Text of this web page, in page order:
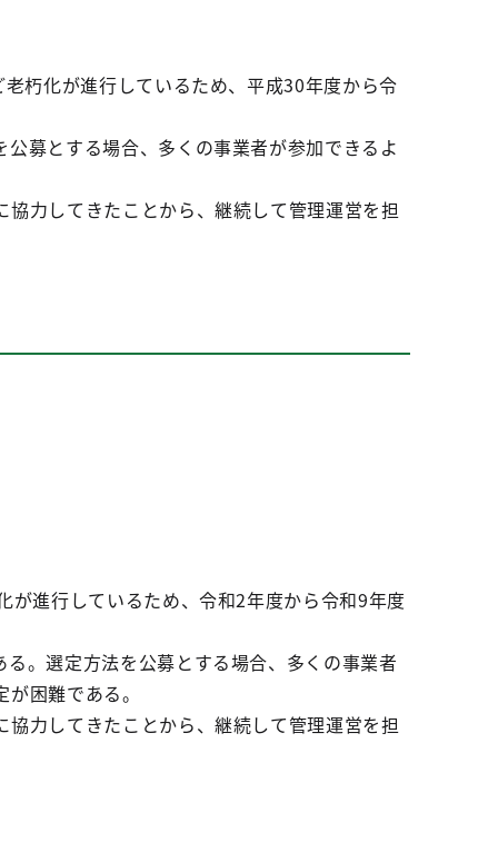
朽化が進行しているため、平成30年度から令
募とする場合、多くの事業者が参加できるよ
力してきたことから、継続して管理運営を担
進行しているため、令和2年度から令和9年度
。選定方法を公募とする場合、多くの事業者
困難である。
力してきたことから、継続して管理運営を担